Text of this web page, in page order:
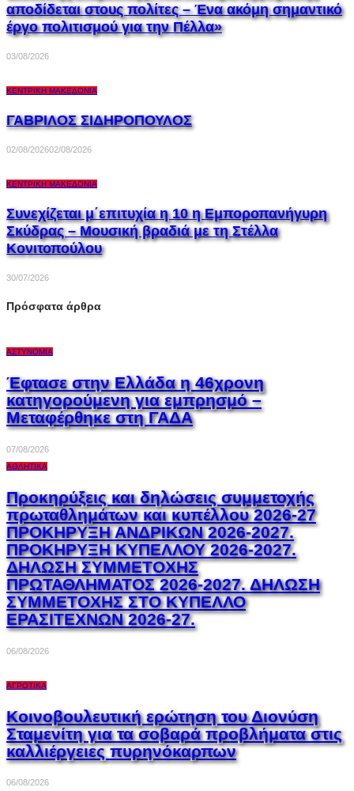
αποδίδεται στους πολίτες – Ένα ακόμη σημαντικό
έργο πολιτισμού για την Πέλλα»
03/08/2026
ΚΕΝΤΡΙΚΉ ΜΑΚΕΔΟΝΊΑ
ΓΑΒΡΙΛΟΣ ΣΙΔΗΡΟΠΟΥΛΟΣ
02/08/202602/08/2026
ΚΕΝΤΡΙΚΉ ΜΑΚΕΔΟΝΊΑ
Συνεχίζεται μ΄επιτυχία η 10 η Εμποροπανήγυρη
Σκύδρας – Μουσική βραδιά με τη Στέλλα
Κονιτοπούλου
30/07/2026
Πρόσφατα άρθρα
ΑΣΤΥΝΟΜΊΑ
Έφτασε στην Ελλάδα η 46χρονη
κατηγορούμενη για εμπρησμό –
Μεταφέρθηκε στη ΓΑΔΑ
07/08/2026
ΑΘΛΗΤΙΚΆ
Προκηρύξεις και δηλώσεις συμμετοχής
πρωταθλημάτων και κυπέλλου 2026-27
ΠΡΟΚΗΡΥΞΗ ΑΝΔΡΙΚΩΝ 2026-2027.
ΠΡΟΚΗΡΥΞΗ ΚΥΠΕΛΛΟΥ 2026-2027.
ΔΗΛΩΣΗ ΣΥΜΜΕΤΟΧΗΣ
ΠΡΩΤΑΘΛΗΜΑΤΟΣ 2026-2027. ΔΗΛΩΣΗ
ΣΥΜΜΕΤΟΧΗΣ ΣΤΟ ΚΥΠΕΛΛΟ
ΕΡΑΣΙΤΕΧΝΩΝ 2026-27.
06/08/2026
ΑΓΡΟΤΙΚΆ
Κοινοβουλευτική ερώτηση του Διονύση
Σταμενίτη για τα σοβαρά προβλήματα στις
καλλιέργειες πυρηνόκαρπων
06/08/2026